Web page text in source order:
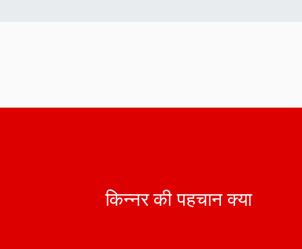
किन्नर की पहचान क्या